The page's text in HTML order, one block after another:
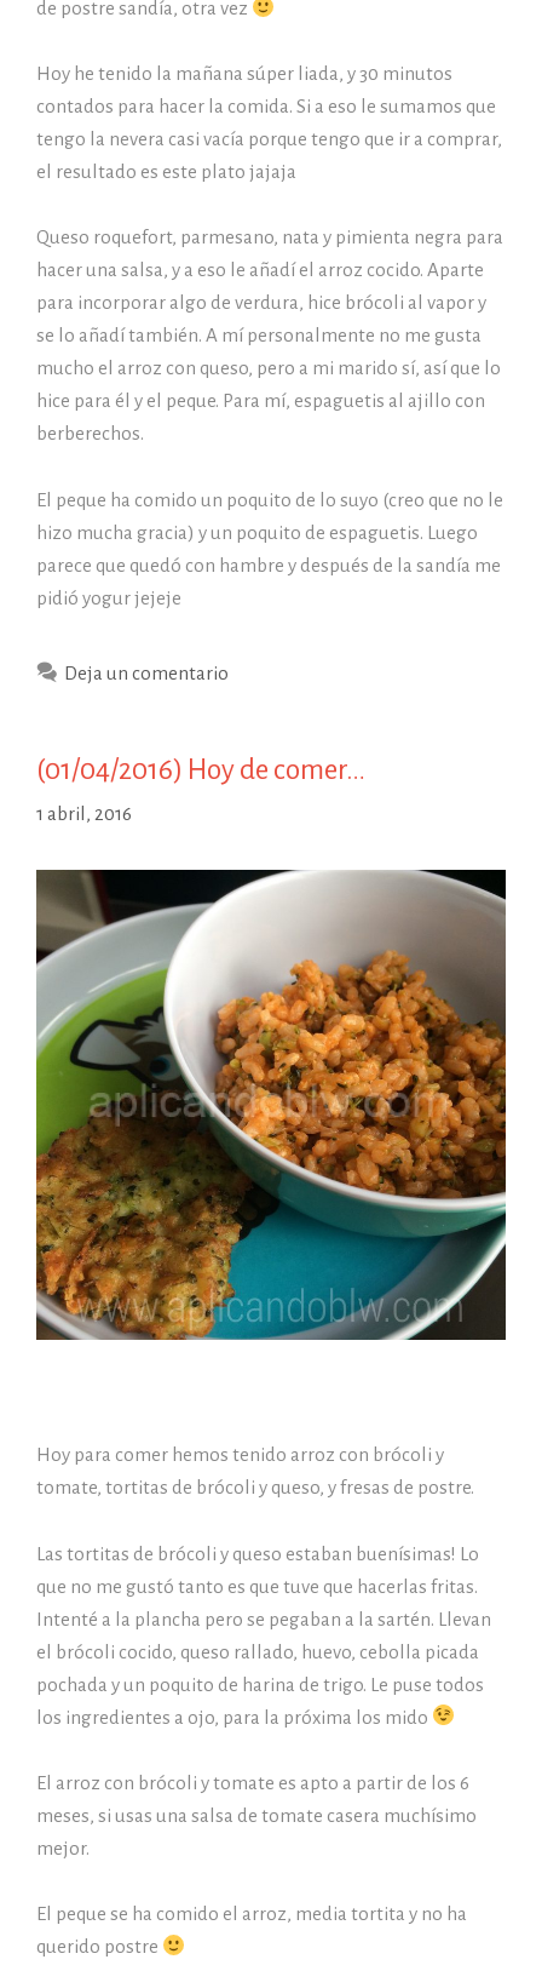
de postre sandía, otra vez
Hoy he tenido la mañana súper liada, y 30 minutos
contados para hacer la comida. Si a eso le sumamos que
tengo la nevera casi vacía porque tengo que ir a comprar,
el resultado es este plato jajaja
Queso roquefort, parmesano, nata y pimienta negra para
hacer una salsa, y a eso le añadí el arroz cocido. Aparte
para incorporar algo de verdura, hice brócoli al vapor y
se lo añadí también. A mí personalmente no me gusta
mucho el arroz con queso, pero a mi marido sí, así que lo
hice para él y el peque. Para mí, espaguetis al ajillo con
berberechos.
El peque ha comido un poquito de lo suyo (creo que no le
hizo mucha gracia) y un poquito de espaguetis. Luego
parece que quedó con hambre y después de la sandía me
pidió yogur jejeje
Deja un comentario
(01/04/2016) Hoy de comer…
1 abril, 2016
Hoy para comer hemos tenido arroz con brócoli y
tomate, tortitas de brócoli y queso, y fresas de postre.
Las tortitas de brócoli y queso estaban buenísimas! Lo
que no me gustó tanto es que tuve que hacerlas fritas.
Intenté a la plancha pero se pegaban a la sartén. Llevan
el brócoli cocido, queso rallado, huevo, cebolla picada
pochada y un poquito de harina de trigo. Le puse todos
los ingredientes a ojo, para la próxima los mido
El arroz con brócoli y tomate es apto a partir de los 6
meses, si usas una salsa de tomate casera muchísimo
mejor.
El peque se ha comido el arroz, media tortita y no ha
querido postre